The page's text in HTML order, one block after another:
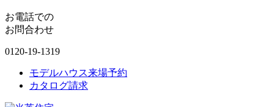
お電話での
お問合わせ
0120-19-1319
モデルハウス来場予約
カタログ請求